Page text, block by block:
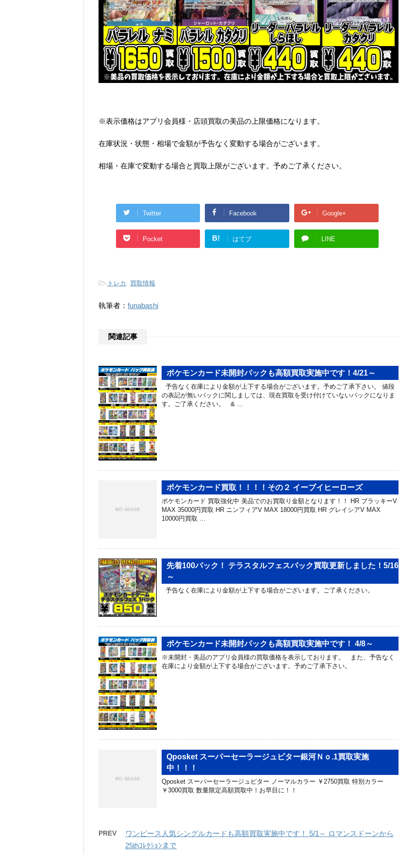
※表示価格はアプリ会員様・店頭買取の美品の上限価格になります。
在庫状況・状態・相場で金額が予告なく変動する場合がございます。
相場・在庫で変動する場合と買取上限がございます。予めご了承ください。
Twitter Facebook Google+
Pocket B! はてブ LINE
- トレカ , 買取情報
執筆者： funabashi
関連記事
ポケモンカード未開封パックも高額買取実施中です！4/21～
予告なく在庫により金額が上下する場合がございます。予めご了承下さい。 値段
の表記が無いパックに関しましては、現在買取を受け付けていないパックになりま
す。ご了承ください。 & …
ポケモンカード買取！！！！その２ イーブイヒーローズ
ポケモンカード 買取強化中 美品でのお買取り金額となります！！ HR ブラッキーV
MAX 35000円買取 HR ニンフィアV MAX 18000円買取 HR グレイシアV MAX
10000円買取 …
先着100パック！ テラスタルフェスパック買取更新しました！5/16
～
予告なく在庫により金額が上下する場合がございます。ご了承ください。
ポケモンカード未開封パックも高額買取実施中です！ 4/8～
※未開封・美品のアプリ会員様の買取価格を表示しております。 また、予告なく
在庫により金額が上下する場合がございます。予めご了承下さい。
Qposket スーパーセーラージュピター銀河Ｎｏ.1買取実施
中！！！
Qposket スーパーセーラージュピター ノーマルカラー ￥2750買取 特別カラー
￥3000買取 数量限定高額買取中！お早目に！！
PREV
ワンピース人気シングルカードも高額買取実施中です！ 5/1～ ロマンスドーンから
25thｺﾚｸｼｮﾝまで